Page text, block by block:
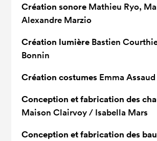
Création sonore Mathieu Ryo,
Alexandre Marzio
Création lumière Bastien
Bonnin
Création costumes Emma Assaud
Conception et fabrication des
Maison Clairvoy / Isabella Mars
Conception et fabrication des